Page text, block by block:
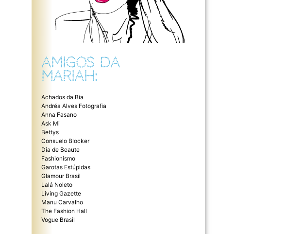
AMIGOS DA
MARIAH:
Achados da Bia
Andréa Alves Fotografia
Anna Fasano
Ask Mi
Bettys
Consuelo Blocker
Dia de Beaute
Fashionismo
Garotas Estúpidas
Glamour Brasil
Lalá Noleto
Living Gazette
Manu Carvalho
The Fashion Hall
Vogue Brasil